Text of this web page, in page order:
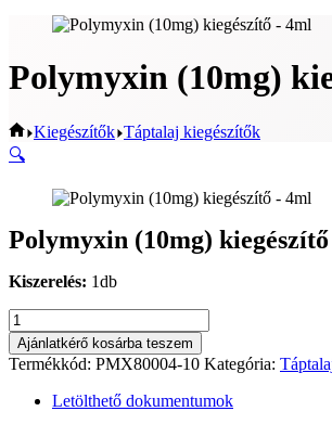
Polymyxin (10mg)
Home
Kiegészítők Táptalaj kiegészítők
🔍
Polymyxin (10mg)
Kiszerelés: 1db
Polymyxin
(10mg)
kiegészítő
-
mennyiség
Ajánlatkérő kosárba teszem
Termékkód: PMX80004-10 Kategória:
Letölthető dokumentumok